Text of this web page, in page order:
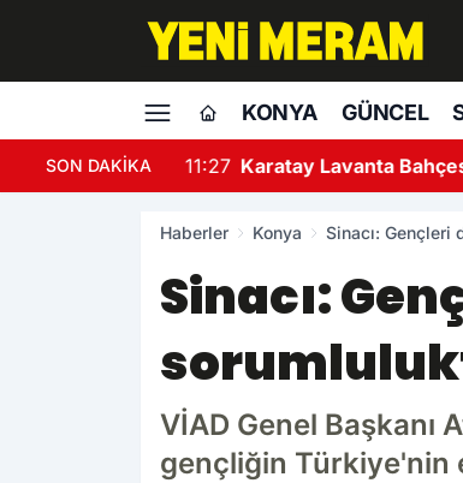
KONYA GÜNCEL
SON DAKİKA
bitti, hasat mesaisi başladı
Haberler Konya Sinacı:
Sinacı:
VİAD Genel Başkanı
gençliğin Türkiye'nin